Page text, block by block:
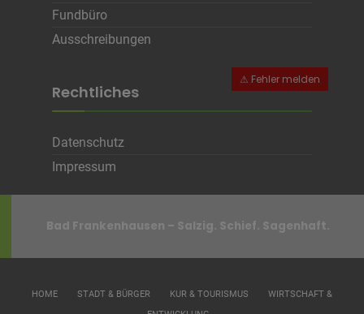
Fundbüro
Ausschreibungen
Rechtliches
Datenschutz
Impressum
Bad Frankenhausen – Salzig. Schief. Sagenhaft.
HOME STADT & BÜRGER KUR & TOURISMUS
WIRTSCHAFT &